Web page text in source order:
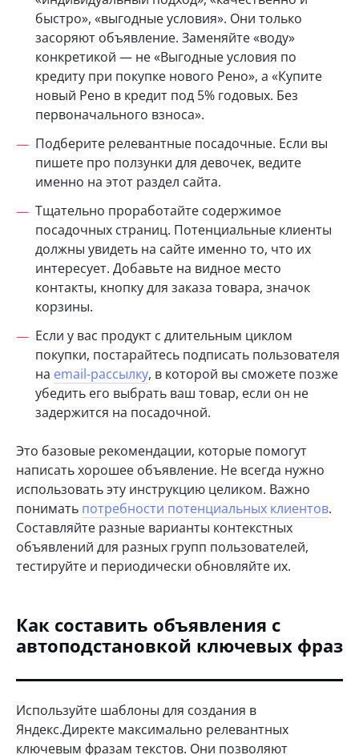
быстро», «выгодные условия». Они только
засоряют объявление. Заменяйте «воду»
конкретикой — не «Выгодные условия по
кредиту при покупке нового Рено», а «Купите
новый Рено в кредит под 5% годовых. Без
первоначального взноса».
Подберите релевантные посадочные. Если вы
пишете про ползунки для девочек, ведите
именно на этот раздел сайта.
Тщательно проработайте содержимое
посадочных страниц. Потенциальные клиенты
должны увидеть на сайте именно то, что их
интересует. Добавьте на видное место
контакты, кнопку для заказа товара, значок
корзины.
Если у вас продукт с длительным циклом
покупки, постарайтесь подписать пользователя
на email-рассылку, в которой вы сможете позже
убедить его выбрать ваш товар, если он не
задержится на посадочной.
Это базовые рекомендации, которые помогут
написать хорошее объявление. Не всегда нужно
использовать эту инструкцию целиком. Важно
понимать потребности потенциальных клиентов.
Составляйте разные варианты контекстных
объявлений для разных групп пользователей,
тестируйте и периодически обновляйте их.
Как составить объявления с
автоподстановкой ключевых фраз
Используйте шаблоны для создания в
Яндекс.Директе максимально релевантных
ключевым фразам текстов. Они позволяют